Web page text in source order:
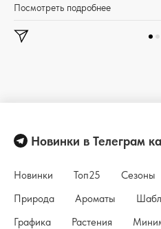
Посмотреть подробнее
Новинки в Телеграм
Новинки Топ25 Сезоны
Природа
Ароматы
Графика
Растения